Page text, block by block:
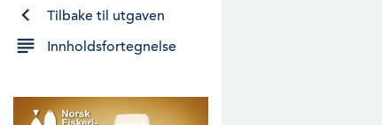
Tilbake til utgaven
Innholdsfortegnelse